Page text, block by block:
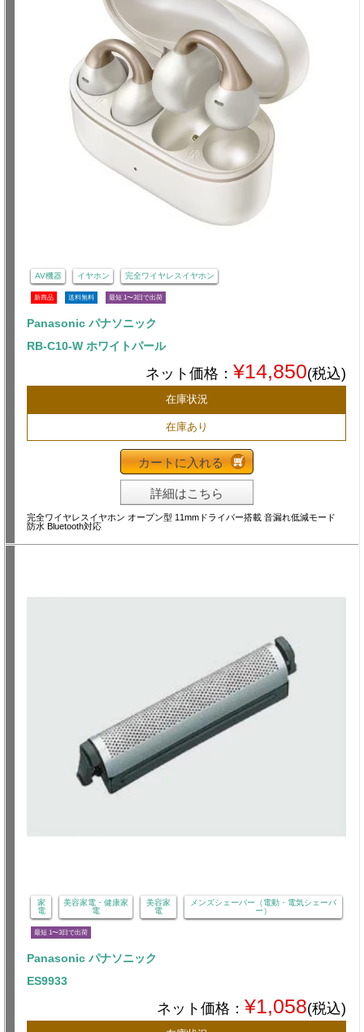
AV機器 イヤホン 完全ワイヤレスイヤホン
新商品 送料無料 最短 1〜3日で出荷
Panasonic パナソニック
RB-C10-W ホワイトパール
ネット価格： ¥14,850(税込)
在庫状況
在庫あり
カートに入れる
詳細はこちら
完全ワイヤレスイヤホン オープン型 11mmドライバー搭載 音漏れ低減モード
防水 Bluetooth対応
家
電
美容家電・健康家
電
美容家
電
メンズシェーバー（電動・電気シェーバ
ー）
最短 1〜3日で出荷
Panasonic パナソニック
ES9933
ネット価格： ¥1,058(税込)